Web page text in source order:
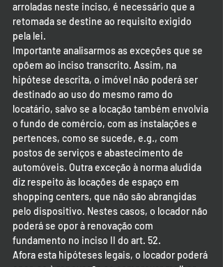
arroladas neste inciso, é necessário que a
retomada se destine ao requisito exigido
pela lei.
Importante analisarmos as exceções que se
opõem ao inciso transcrito. Assim, na
hipótese descrita, o imóvel não poderá ser
destinado ao uso do mesmo ramo do
locatário, salvo se a locação também envolvia
o fundo de comércio, com as instalações e
pertences, como se sucede, e.g., com
postos de serviços e abastecimento de
automóveis. Outra exceção à norma aludida
diz respeito às locações de espaço em
shopping centers, que não são abrangidas
pelo dispositivo. Nestes casos, o locador não
poderá se opor à renovação com
fundamento no inciso II do art. 52.
Afora esta hipóteses legais, o locador poderá